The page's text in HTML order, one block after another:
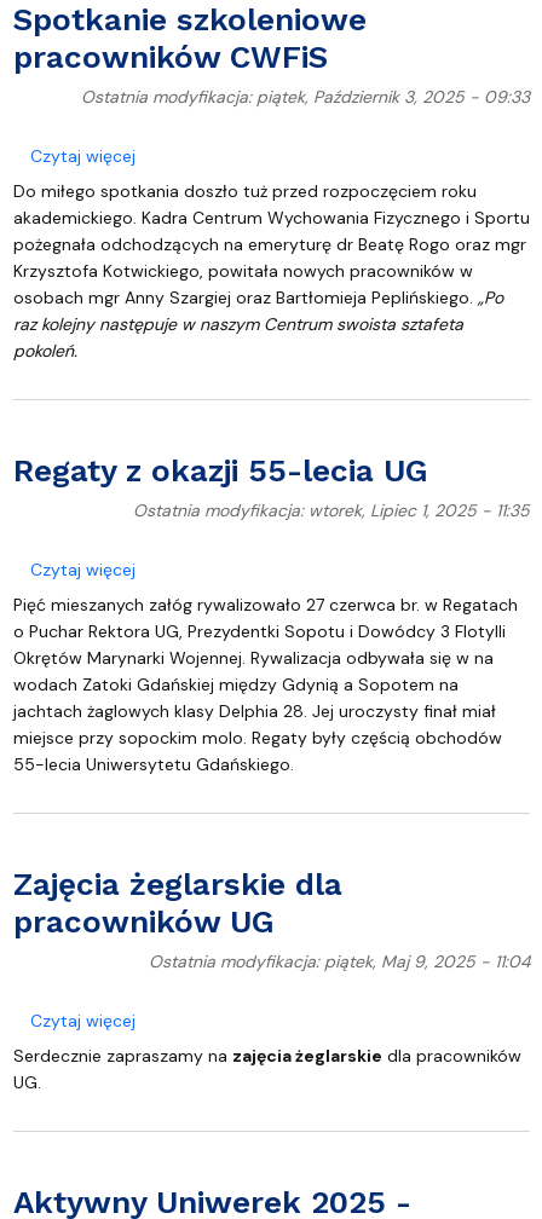
Spotkanie szkoleniowe
pracowników CWFiS
Ostatnia modyfikacja: piątek, Październik 3, 2025 - 09:33
Czytaj więcejo Spotkanie szkoleniowe pracowników CWFiS
Do miłego spotkania doszło tuż przed rozpoczęciem roku
akademickiego. Kadra Centrum Wychowania Fizycznego i Sportu
pożegnała odchodzących na emeryturę dr Beatę Rogo oraz mgr
Krzysztofa Kotwickiego, powitała nowych pracowników w
osobach mgr Anny Szargiej oraz Bartłomieja Peplińskiego. „Po
raz kolejny następuje w naszym Centrum swoista sztafeta
pokoleń.
Regaty z okazji 55-lecia UG
Ostatnia modyfikacja: wtorek, Lipiec 1, 2025 - 11:35
Czytaj więcejo Regaty z okazji 55-lecia UG
Pięć mieszanych załóg rywalizowało 27 czerwca br. w Regatach
o Puchar Rektora UG, Prezydentki Sopotu i Dowódcy 3 Flotylli
Okrętów Marynarki Wojennej. Rywalizacja odbywała się w na
wodach Zatoki Gdańskiej między Gdynią a Sopotem na
jachtach żaglowych klasy Delphia 28. Jej uroczysty finał miał
miejsce przy sopockim molo. Regaty były częścią obchodów
55-lecia Uniwersytetu Gdańskiego.
Zajęcia żeglarskie dla
pracowników UG
Ostatnia modyfikacja: piątek, Maj 9, 2025 - 11:04
Czytaj więcejo Zajęcia żeglarskie dla pracowników UG
Serdecznie zapraszamy na zajęcia żeglarskie dla pracowników
UG.
Aktywny Uniwerek 2025 -